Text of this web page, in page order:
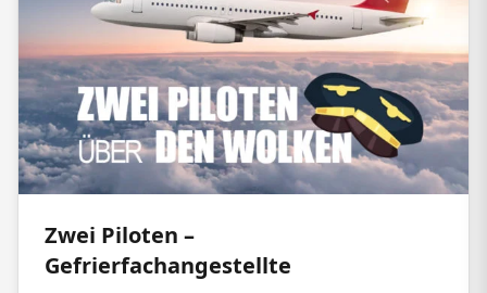
Zwei Piloten –
Gefrierfachangestellte